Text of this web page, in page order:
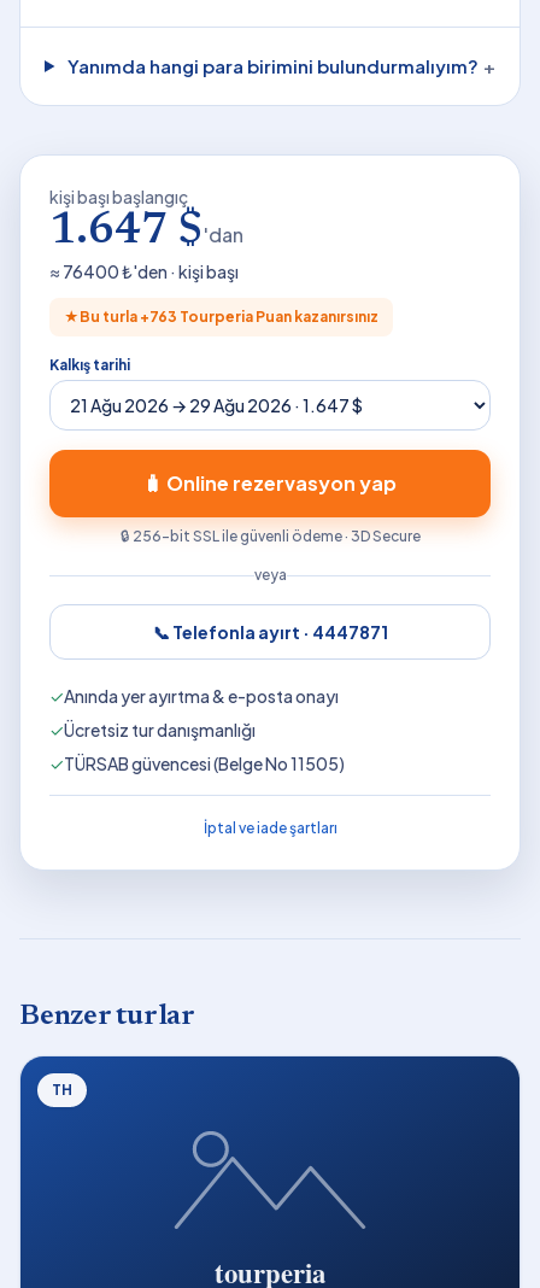
Yanımda hangi para birimini bulundurmalıyım? +
kişi başı başlangıç
1.647 $'dan
≈ 76400₺'den · kişi başı
★ Bu turla +763 Tourperia Puan kazanırsınız
Kalkış tarihi
🧳 Online rezervasyon yap
🔒 256-bit SSL ile güvenli ödeme · 3D Secure
veya
📞 Telefonla ayırt · 4447871
✓Anında yer ayırtma & e-posta onayı
✓Ücretsiz tur danışmanlığı
✓TÜRSAB güvencesi (Belge No 11505)
İptal ve iade şartları
Benzer turlar
TH